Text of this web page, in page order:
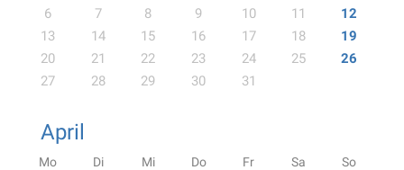
6
7 8 9 10 11
12
13
14 15 16 17 18
19
20
21 22 23 24 25
26
27
28 29 30 31
April
Mo Di Mi Do Fr Sa So